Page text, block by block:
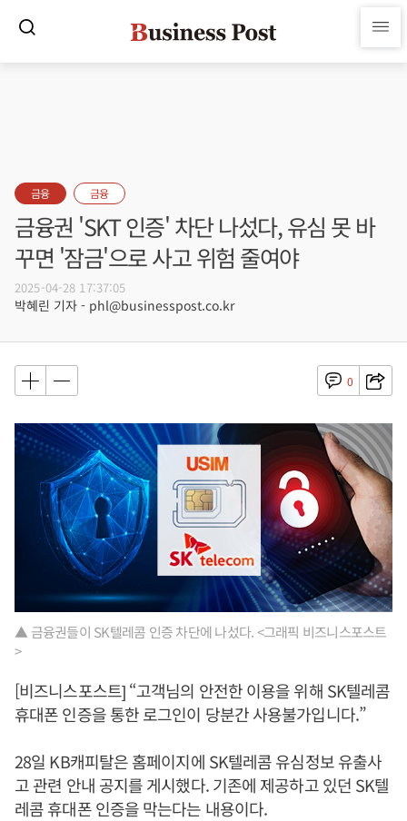
금융 금융
금융권 'SKT 인증' 차단 나섰다, 유심 못 바
꾸면 '잠금'으로 사고 위험 줄여야
2025-04-28 17:37:05
박혜린 기자 - phl@businesspost.co.kr
0
▲ 금융권들이 SK텔레콤 인증 차단에 나섰다. <그래픽 비즈니스포스트
>
[비즈니스포스트] “고객님의 안전한 이용을 위해 SK텔레콤
휴대폰 인증을 통한 로그인이 당분간 사용불가입니다.”
28일 KB캐피탈은 홈페이지에 SK텔레콤 유심정보 유출사
고 관련 안내 공지를 게시했다. 기존에 제공하고 있던 SK텔
레콤 휴대폰 인증을 막는다는 내용이다.